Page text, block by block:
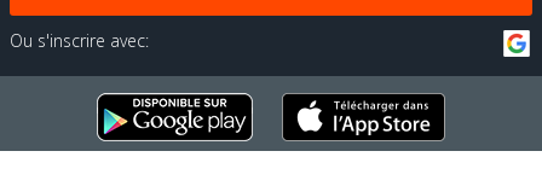
Ou s'inscrire avec: